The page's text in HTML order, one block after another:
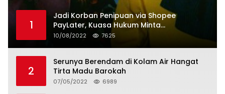
1
Jadi Korban Penipuan via Shopee
PayLater, Kuasa Hukum Minta
Penangguhan Tagihan dan Hapus Bunga
10/08/2022 7625
2
Serunya Berendam di Kolam Air Hangat
Tirta Madu Barokah
07/05/2022 6989